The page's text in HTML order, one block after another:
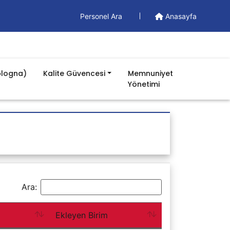
Personel Ara Anasayfa
Kalite Güvencesi
Prosedürler
Talimatlar
Planlar
Formlar1
Memnuniyet
Yönetimi
Ara:
Ekleyen Birim